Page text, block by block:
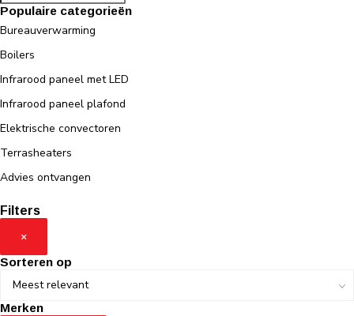
Populaire categorieën
Bureauverwarming
Boilers
Infrarood paneel met LED
Infrarood paneel plafond
Elektrische convectoren
Terrasheaters
Advies ontvangen
Filters
×
Sorteren op
Merken